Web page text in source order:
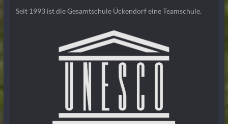
Seit 1993 ist die Gesamtschule Ückendorf eine Teamschule.